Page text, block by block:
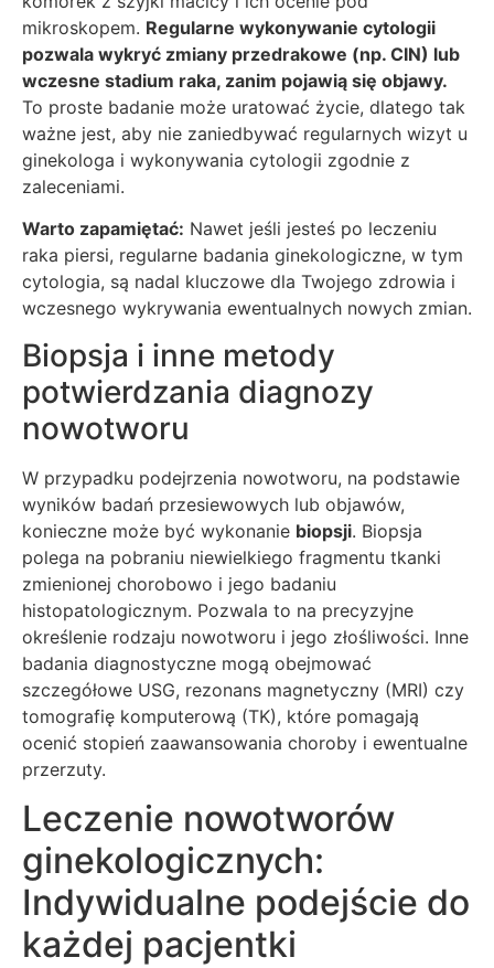
mikroskopem. Regularne wykonywanie cytologii
pozwala wykryć zmiany przedrakowe (np. CIN) lub
wczesne stadium raka, zanim pojawią się objawy.
To proste badanie może uratować życie, dlatego tak
ważne jest, aby nie zaniedbywać regularnych wizyt u
ginekologa i wykonywania cytologii zgodnie z
zaleceniami.
Warto zapamiętać: Nawet jeśli jesteś po leczeniu
raka piersi, regularne badania ginekologiczne, w tym
cytologia, są nadal kluczowe dla Twojego zdrowia i
wczesnego wykrywania ewentualnych nowych zmian.
Biopsja i inne metody
potwierdzania diagnozy
nowotworu
W przypadku podejrzenia nowotworu, na podstawie
wyników badań przesiewowych lub objawów,
konieczne może być wykonanie biopsji. Biopsja
polega na pobraniu niewielkiego fragmentu tkanki
zmienionej chorobowo i jego badaniu
histopatologicznym. Pozwala to na precyzyjne
określenie rodzaju nowotworu i jego złośliwości. Inne
badania diagnostyczne mogą obejmować
szczegółowe USG, rezonans magnetyczny (MRI) czy
tomografię komputerową (TK), które pomagają
ocenić stopień zaawansowania choroby i ewentualne
przerzuty.
Leczenie nowotworów
ginekologicznych:
Indywidualne podejście do
każdej pacjentki